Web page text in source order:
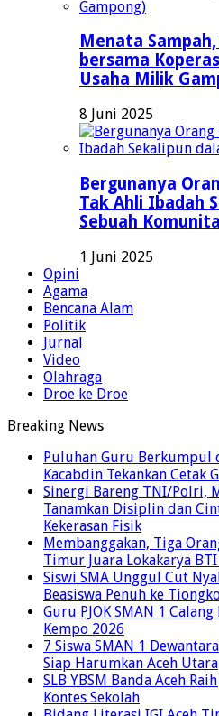
Menata
bersama
Usaha Milik
8 Juni 2025
Bergunanya
Tak Ahli Ibadah
Sebuah
1 Juni 2025
Opini
Agama
Bencana Alam
Politik
Jurnal
Video
Olahraga
Droe ke Droe
Breaking News
Puluhan Guru Berkumpul
Kacabdin Tekankan Cetak
Sinergi Bareng TNI/Polri,
Tanamkan Disiplin dan
Kekerasan Fisik
Membanggakan, Tiga
Timur Juara Lokakarya
Siswi SMA Unggul Cut
Beasiswa Penuh ke
Guru PJOK SMAN 1
Kempo 2026
7 Siswa SMAN 1
Siap Harumkan Aceh Utara
SLB YBSM Banda Aceh
Kontes Sekolah